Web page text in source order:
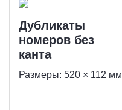
Дубликаты
номеров без
канта
Размеры: 520 × 112 мм